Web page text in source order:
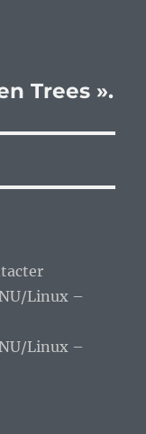
Trees ».
Linux –
Linux –